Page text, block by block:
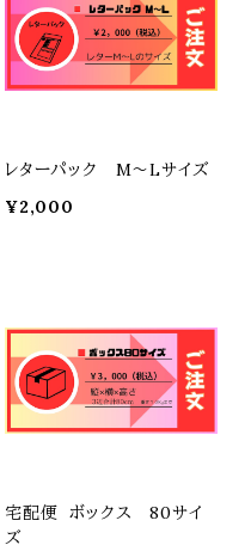
レターパック M〜Lサイズ
¥2,000
宅配便 ボックス 80サイ
ズ